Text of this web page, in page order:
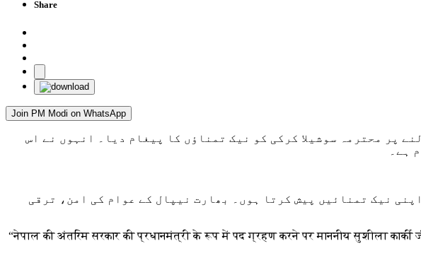
Share
Join PM Modi on WhatsApp
پر محترمہ سوشیلا کرکی کو نیک تمناؤں کا پیغام دیا۔ انہوں نے اس
ہے۔
نیک تمنائیں پیش کرتا ہوں۔ بھارت نیپال کے عوام کی امن، ترقی
“नेपाल की अंतरिम सरकार की प्रधानमंत्री के रूप में पद ग्रहण करने पर माननीय सुशीला